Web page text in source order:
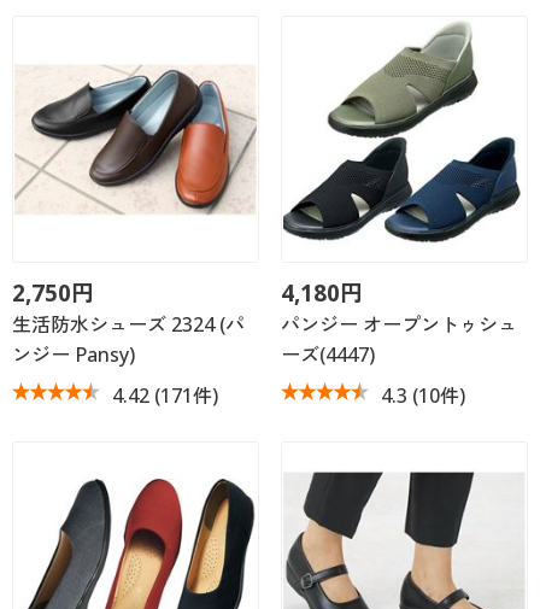
2,750円
生活防水シューズ 2324 (パ
ンジー Pansy)
4.42 (171件)
4,180円
パンジー オープントゥシュ
ーズ(4447)
4.3 (10件)